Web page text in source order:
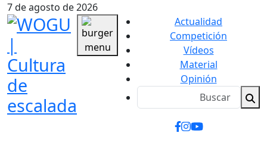
7 de agosto de 2026
Actualidad
Competición
Vídeos
Material
Opinión